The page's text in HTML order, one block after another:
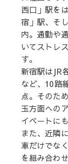
西口」駅を
宿」駅、そ
内。通勤や
いてストレ
す。
新宿駅はJR
など、10路
点。そのた
玉方面への
イベートに
また、近隣
車だけでな
を組み合わ